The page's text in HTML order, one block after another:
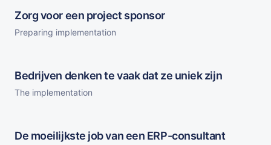
Zorg voor een project sponsor
Preparing implementation
Bedrijven denken te vaak dat ze uniek zijn
The implementation
De moeilijkste job van een ERP-consultant